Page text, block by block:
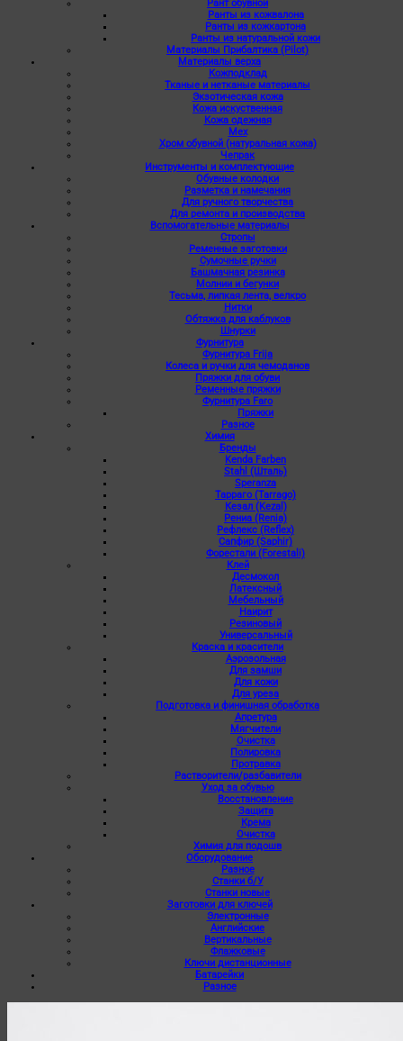
Рант обувной
Ранты из кожвалона
Ранты из кожкартона
Ранты из натуральной кожи
Материалы Прибалтика (Pilot)
Материалы верха
Кожподклад
Тканые и нетканые материалы
Экзотическая кожа
Кожа искуственная
Кожа одежная
Мех
Хром обувной (натуральная кожа)
Чепрак
Инструменты и комплектующие
Обувные колодки
Разметка и намечания
Для ручного творчества
Для ремонта и производства
Вспомогательные материалы
Стропы
Ременные заготовки
Сумочные ручки
Башмачная резинка
Молнии и бегунки
Тесьма, липкая лента, велкро
Нитки
Обтяжка для каблуков
Шнурки
Фурнитура
Фурнитура Frija
Колеса и ручки для чемоданов
Пряжки для обуви
Ременные пряжки
Фурнитура Faro
Пряжки
Разное
Химия
Бренды
Kenda Farben
Stahl (Шталь)
Speranza
Тарраго (Tarrago)
Кезал (Kezal)
Рениа (Renia)
Рефлекс (Reflex)
Сапфир (Saphir)
Форестали (Forestali)
Клей
Десмокол
Латексный
Мебельный
Наирит
Резиновый
Универсальный
Краска и красители
Аэрозольная
Для замши
Для кожи
Для уреза
Подготовка и финишная обработка
Апретура
Мягчители
Очистка
Полировка
Протравка
Растворители/разбавители
Уход за обувью
Восстановление
Защита
Крема
Очистка
Химия для подошв
Оборудование
Разное
Станки б/У
Станки новые
Заготовки для ключей
Электронные
Английские
Вертикальные
Флажковые
Ключи дистанционные
Батарейки
Разное